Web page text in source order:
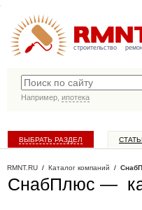
строительство
Например, ипотека
ВЫБРАТЬ РАЗДЕЛ
RMNT.RU / Каталог компаний /
СнабПлюс —